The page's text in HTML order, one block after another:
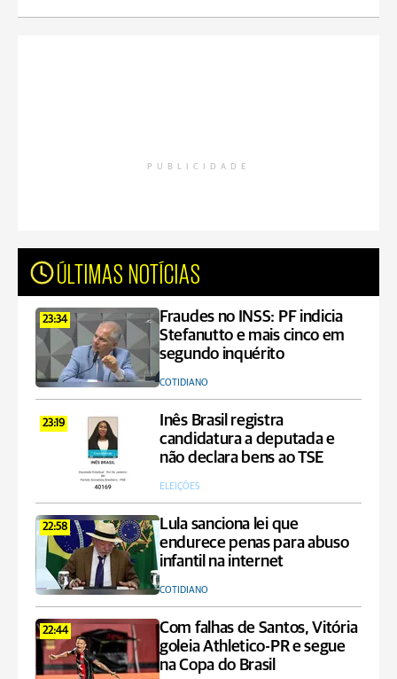
PUBLICIDADE
ÚLTIMAS NOTÍCIAS
23:34
Fraudes no INSS: PF indicia
Stefanutto e mais cinco em
segundo inquérito
COTIDIANO
23:19
Inês Brasil registra
candidatura a deputada e
não declara bens ao TSE
ELEIÇÕES
22:58
Lula sanciona lei que
endurece penas para abuso
infantil na internet
COTIDIANO
22:44
Com falhas de Santos, Vitória
goleia Athletico-PR e segue
na Copa do Brasil